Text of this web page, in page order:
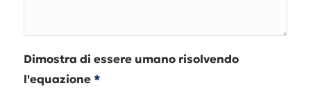
Dimostra di essere umano risolvendo
l'equazione *